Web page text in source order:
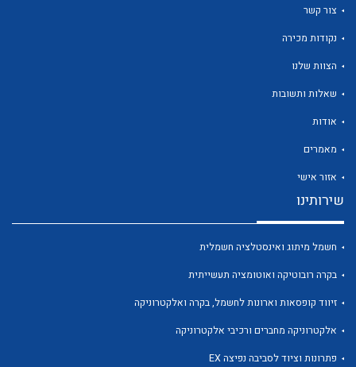
צור קשר
נקודות מכירה
הצוות שלנו
שאלות ותשובות
אודות
מאמרים
אזור אישי
שירותינו
חשמל מיתוג ואינסטלציה חשמלית
בקרה רובוטיקה ואוטומציה תעשייתית
זיווד קופסאות וארונות לחשמל, בקרה ואלקטרוניקה
אלקטרוניקה מחברים ורכיבי אלקטרוניקה
פתרונות וציוד לסביבה נפיצה EX